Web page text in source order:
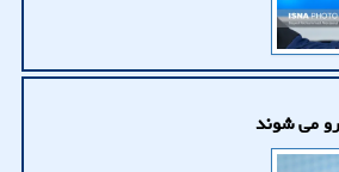
می شوند